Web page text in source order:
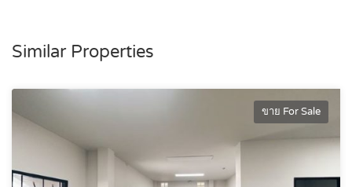
Similar Properties
ขาย For Sale